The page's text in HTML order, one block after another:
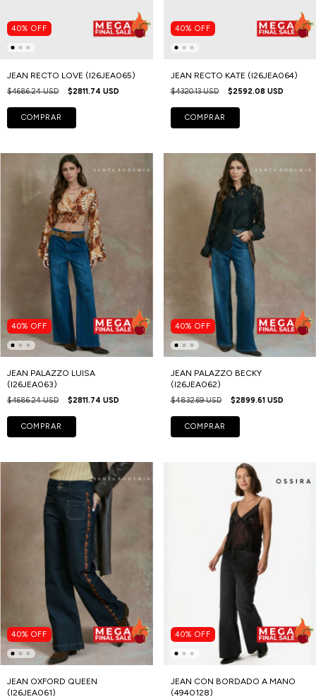
40% OFF
JEAN RECTO LOVE (I26JEA065)
$4686.24 USD $2811.74 USD
COMPRAR
40% OFF
JEAN RECTO KATE (I26JEA064)
$4320.13 USD $2592.08 USD
COMPRAR
40% OFF
JEAN PALAZZO LUISA
(I26JEA063)
$4686.24 USD $2811.74 USD
COMPRAR
40% OFF
JEAN PALAZZO BECKY
(I26JEA062)
$4832.69 USD $2899.61 USD
COMPRAR
40% OFF
JEAN OXFORD QUEEN
(I26JEA061)
40% OFF
JEAN CON BORDADO A MANO
(4940128)